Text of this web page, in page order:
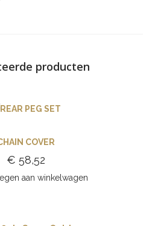
producten
COVER
€ 58,52
aan winkelwagen